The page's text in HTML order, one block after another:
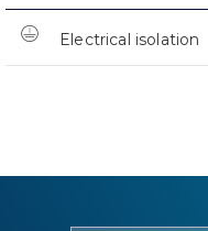
Electrical isolation